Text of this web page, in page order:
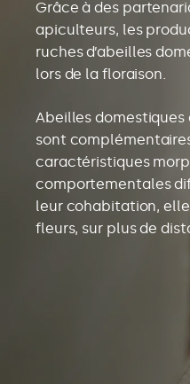
Grâce à des
apiculteurs, les
ruches d’abeilles
lors de la floraison.
Abeilles
sont
caractéristiques
comportementales
leur cohabitation,
fleurs, sur plus de